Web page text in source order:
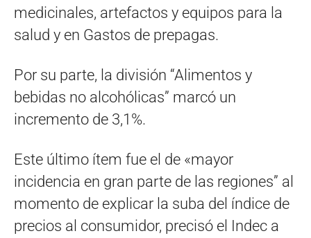
medicinales, artefactos y equipos para la
salud y en Gastos de prepagas.
Por su parte, la división “Alimentos y
bebidas no alcohólicas” marcó un
incremento de 3,1%.
Este último ítem fue el de «mayor
incidencia en gran parte de las regiones” al
momento de explicar la suba del índice de
precios al consumidor, precisó el Indec a